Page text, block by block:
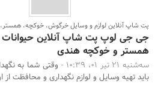
پت شاپ آنلاین لوازم و وسایل خرگوش، خوکچه،
جی جی لوپ پت شاپ آنلاین
همستر و خوکچه هندی
سه‌شنبه 21 تیر 01، 10:39 -
وقتی شما به
باید تهیه وسایل و لوازم نگهداری و محافظت از